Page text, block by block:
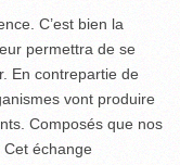
C’est bien la
permettra de se
En contrepartie de
vont produire
Composés que nos
Cet échange